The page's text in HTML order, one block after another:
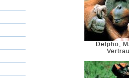
Delpho,